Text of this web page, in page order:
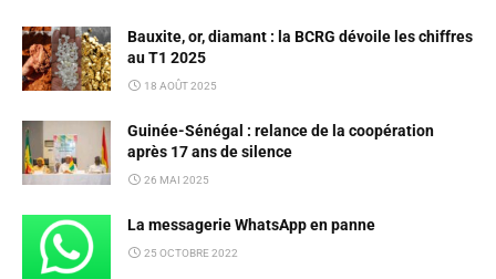
Bauxite, or, diamant : la BCRG dévoile les chiffres
au T1 2025
18 AOÛT 2025
Guinée-Sénégal : relance de la coopération
après 17 ans de silence
26 MAI 2025
La messagerie WhatsApp en panne
25 OCTOBRE 2022